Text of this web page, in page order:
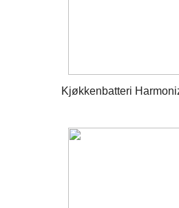
Kjøkkenbatteri